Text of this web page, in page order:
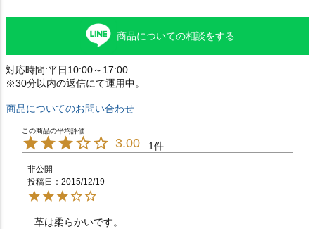
商品についての相談をする
対応時間:平日10:00～17:00
※30分以内の返信にて運用中。
商品についてのお問い合わせ
3.00 1
非公開
投稿日
2015/12/19
革は柔らかいです。